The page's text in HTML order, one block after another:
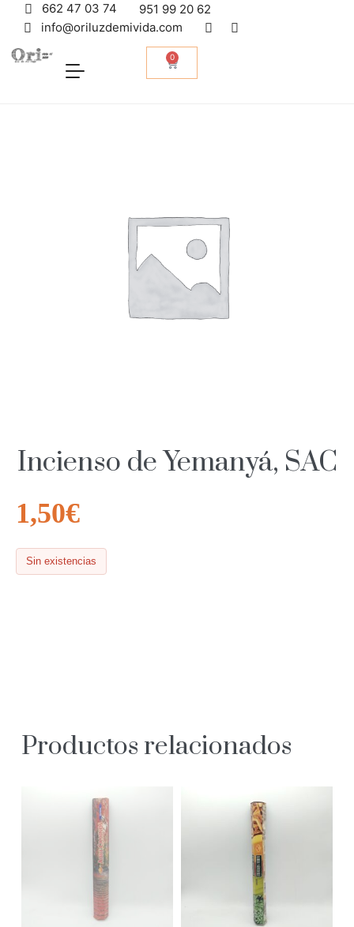
662 47 03 74
951 99 20 62
info@oriluzdemivida.com
0
Incienso de Yemanyá, SAC
1,50€
Sin existencias
Productos relacionados